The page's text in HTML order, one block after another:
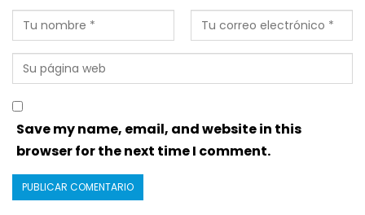
Save my name, email, and website in this
browser for the next time I comment.